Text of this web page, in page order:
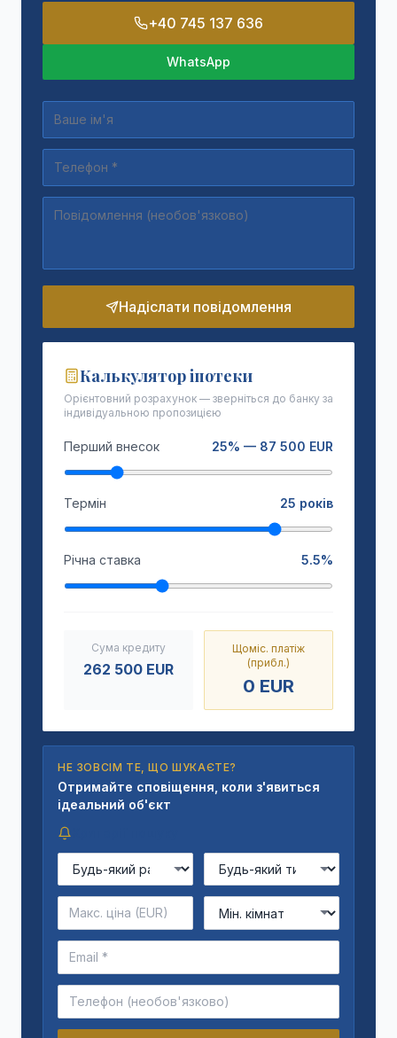
+40 745 137 636
WhatsApp
Надіслати повідомлення
Калькулятор іпотеки
Орієнтовний розрахунок — зверніться до банку за
індивідуальною пропозицією
Перший внесок 25% — 87 500 EUR
Термін 25 років
Річна ставка 5.5%
Сума кредиту
262 500 EUR
Щоміс. платіж
(прибл.)
0 EUR
НЕ ЗОВСІМ ТЕ, ЩО ШУКАЄТЕ?
Отримайте сповіщення, коли з'явиться
ідеальний об'єкт